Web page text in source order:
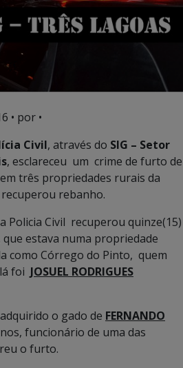
• por •
Civil, através do SIG – Setor
, esclareceu um crime de furto de
três propriedades rurais da
rebanho.
Policia Civil recuperou quinze(15)
estava numa propriedade
como Córrego do Pinto, quem
foi JOSUEL RODRIGUES
o gado de FERNANDO
funcionário de uma das
o furto.